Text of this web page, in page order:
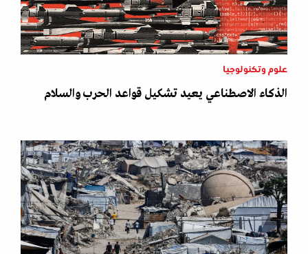
علوم وتكنولوجيا
الذكاء الاصطناعي يعيد تشكيل قواعد الحرب والسلام